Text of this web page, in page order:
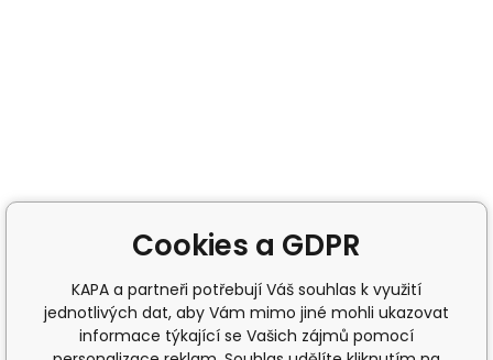
Cookies a GDPR
KAPA a partneři potřebují Váš souhlas k využití
jednotlivých dat, aby Vám mimo jiné mohli ukazovat
informace týkající se Vašich zájmů pomocí